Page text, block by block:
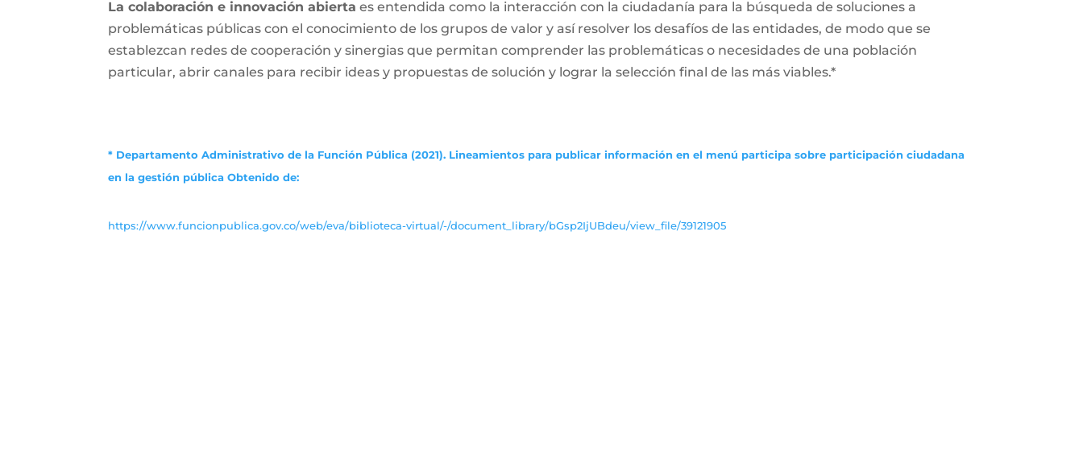
La colaboración e innovación abierta es entendida como la interacción con la ciudadanía para la búsqueda de soluciones a
problemáticas públicas con el conocimiento de los grupos de valor y así resolver los desafíos de las entidades, de modo que se
establezcan redes de cooperación y sinergias que permitan comprender las problemáticas o necesidades de una población
particular, abrir canales para recibir ideas y propuestas de solución y lograr la selección final de las más viables.*
* Departamento Administrativo de la Función Pública (2021). Lineamientos para publicar información en el menú participa sobre participación ciudadana
en la gestión públicaObtenido de:
https://www.funcionpublica.gov.co/web/eva/biblioteca-virtual/-/document_library/bGsp2IjUBdeu/view_file/39121905